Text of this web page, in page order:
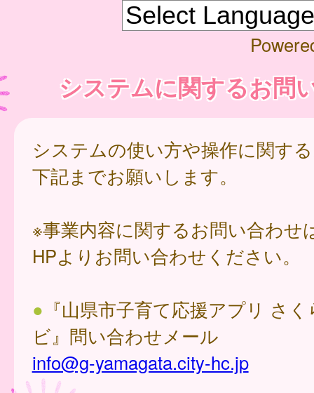
システムに関するお問
システムの使い方や操作に関す
下記までお願いします。
※事業内容に関するお問い合わせ
HPよりお問い合わせください。
● 『山県市子育て応援アプリ さ
ビ』問い合わせメール
info@g-yamagata.city-hc.jp